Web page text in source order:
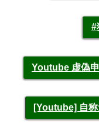
#
Youtube 虚偽
[Youtube] 自